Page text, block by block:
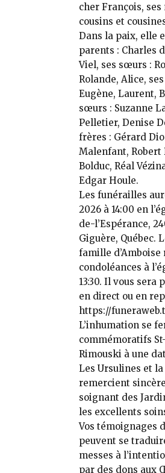
cher François,
cousins et
Dans la paix, elle
parents : Charles
Viel, ses sœurs :
Rolande, Alice,
Eugène, Laurent,
sœurs : Suzanne
Pelletier, Denise
frères : Gérard
Malenfant, Robert
Bolduc, Réal
Edgar Houle.
Les funérailles
2026 à 14:00 en
de-l’Espérance,
Giguère, Québec.
famille
condoléances à
13:30. Il vous sera
en direct ou en
https://
L’inhumation se
commémoratifs
Rimouski à une
Les Ursulines et
remercient
soignant des
les excellents
Vos témoignages
peuvent se
messes à
par des dons aux